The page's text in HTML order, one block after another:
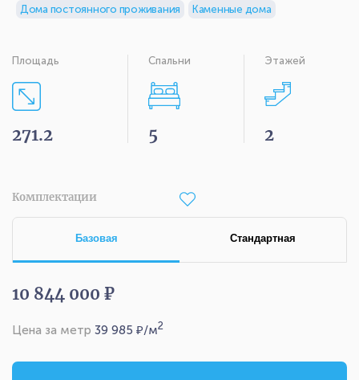
Дома постоянного проживания Каменные дома
Площадь
271.2
Спальни
5
Этажей
2
Комплектации
Базовая Стандартная
10 844 000 ₽
Цена за метр 39 985 ₽/м2